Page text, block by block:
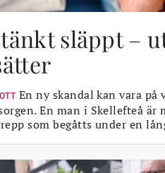
släppt –
En ny skandal kan vara
En man i Skellefteå är
som begåtts under en